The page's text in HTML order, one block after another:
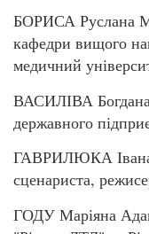
БОРИСА Руслана
кафедри вищого
медичний
ВАСИЛІВА
державного
ГАВРИЛЮКА Івана
сценариста,
ГОДУ Маріяна